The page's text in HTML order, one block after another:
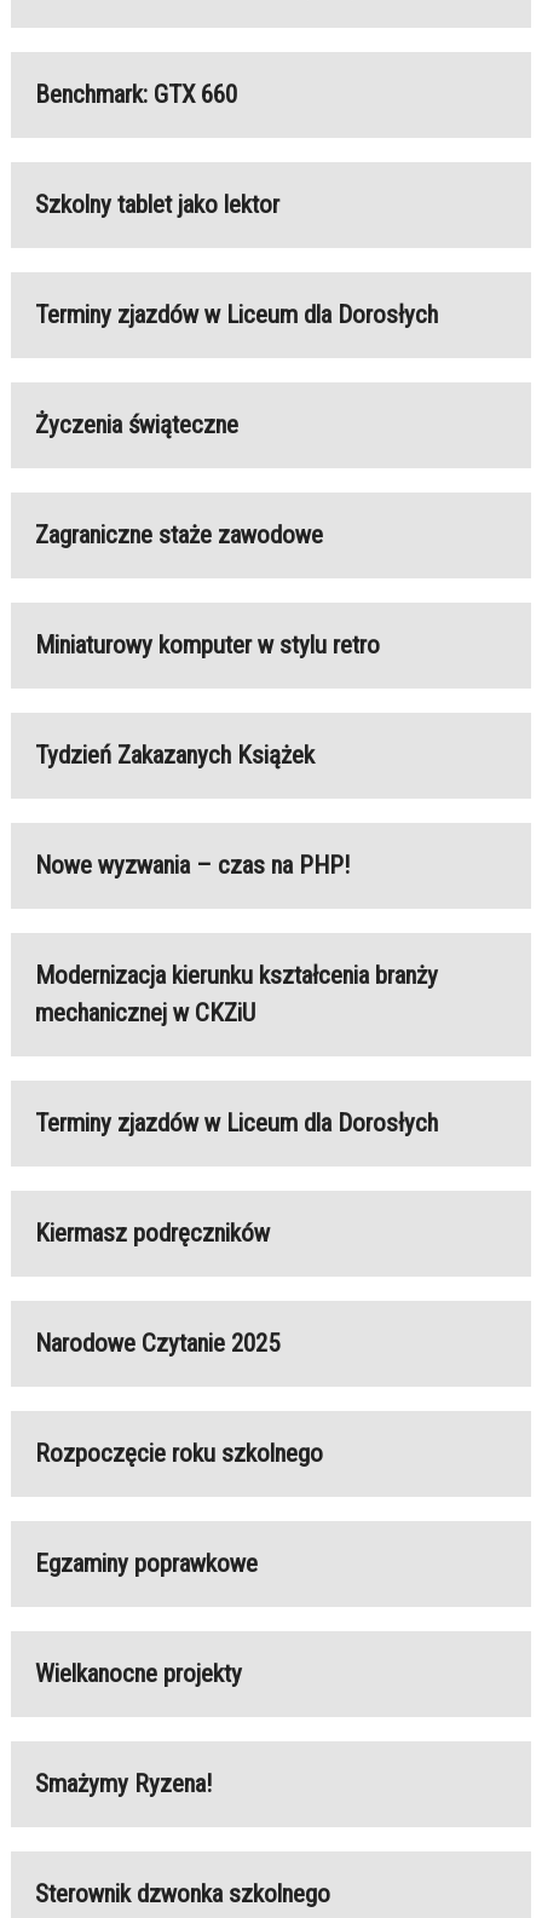
Benchmark: GTX 660
Szkolny tablet jako lektor
Terminy zjazdów w Liceum dla Dorosłych
Życzenia świąteczne
Zagraniczne staże zawodowe
Miniaturowy komputer w stylu retro
Tydzień Zakazanych Książek
Nowe wyzwania – czas na PHP!
Modernizacja kierunku kształcenia branży
mechanicznej w CKZiU
Terminy zjazdów w Liceum dla Dorosłych
Kiermasz podręczników
Narodowe Czytanie 2025
Rozpoczęcie roku szkolnego
Egzaminy poprawkowe
Wielkanocne projekty
Smażymy Ryzena!
Sterownik dzwonka szkolnego